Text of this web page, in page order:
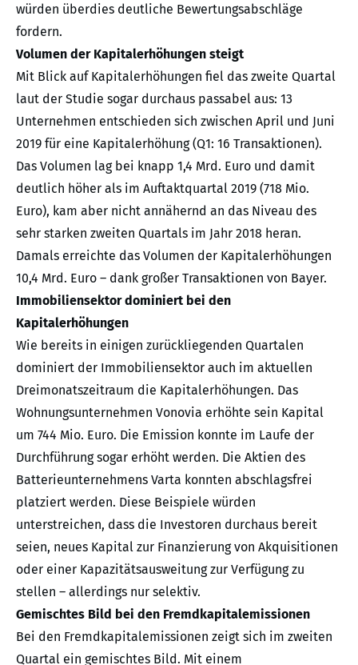
würden überdies deutliche Bewertungsabschläge
fordern.
Volumen der Kapitalerhöhungen steigt
Mit Blick auf Kapitalerhöhungen fiel das zweite Quartal
laut der Studie sogar durchaus passabel aus: 13
Unternehmen entschieden sich zwischen April und Juni
2019 für eine Kapitalerhöhung (Q1: 16 Transaktionen).
Das Volumen lag bei knapp 1,4 Mrd. Euro und damit
deutlich höher als im Auftaktquartal 2019 (718 Mio.
Euro), kam aber nicht annähernd an das Niveau des
sehr starken zweiten Quartals im Jahr 2018 heran.
Damals erreichte das Volumen der Kapitalerhöhungen
10,4 Mrd. Euro – dank großer Transaktionen von Bayer.
Immobiliensektor dominiert bei den
Kapitalerhöhungen
Wie bereits in einigen zurückliegenden Quartalen
dominiert der Immobiliensektor auch im aktuellen
Dreimonatszeitraum die Kapitalerhöhungen. Das
Wohnungsunternehmen Vonovia erhöhte sein Kapital
um 744 Mio. Euro. Die Emission konnte im Laufe der
Durchführung sogar erhöht werden. Die Aktien des
Batterieunternehmens Varta konnten abschlagsfrei
platziert werden. Diese Beispiele würden
unterstreichen, dass die Investoren durchaus bereit
seien, neues Kapital zur Finanzierung von Akquisitionen
oder einer Kapazitätsausweitung zur Verfügung zu
stellen – allerdings nur selektiv.
Gemischtes Bild bei den Fremdkapitalemissionen
Bei den Fremdkapitalemissionen zeigt sich im zweiten
Quartal ein gemischtes Bild. Mit einem